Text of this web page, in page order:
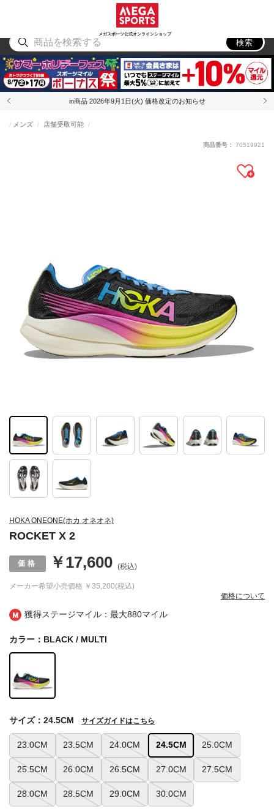
メガスポーツ公式オンラインショップ
アウトドア
検索
in商品 2026年9月1日(火) 価格改定のお知らせ
獲得ステージマイル：最大880マイル
HOKA ONEONE(ホカ オネオネ)
ROCKET X 2
メンズ 店舗受取可能
メーカー希望小売価格 ￥35,200(税込)
￥17,600 (税込)
価格について
商品番号： 70519921
カラー：BLACK / MULTI
23.0CM 23.5CM 24.0CM 24.5CM 25.0CM
25.5CM 26.0CM 26.5CM 27.0CM 27.5CM
28.0CM 28.5CM 29.0CM 30.0CM
サイズ：24.5CM サイズガイドはこちら